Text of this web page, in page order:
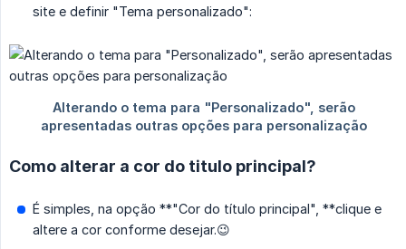
site e definir "Tema personalizado":
Como alterar a cor do titulo principal?
É simples, na opção **"Cor do título principal", **clique e
altere a cor conforme desejar.😉